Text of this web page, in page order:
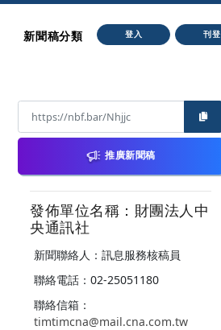
新聞稿分類 登入 刊登
推廣新聞稿
發佈單位名稱：財團法人中
央通訊社
新聞聯絡人：訊息服務核稿員
聯絡電話：02-25051180
聯絡信箱：
timtimcna@mail.cna.com.tw